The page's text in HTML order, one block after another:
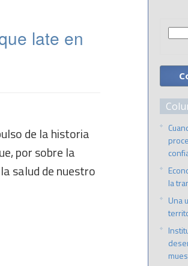
late en
de la historia
por sobre la
salud de nuestro
la
Una